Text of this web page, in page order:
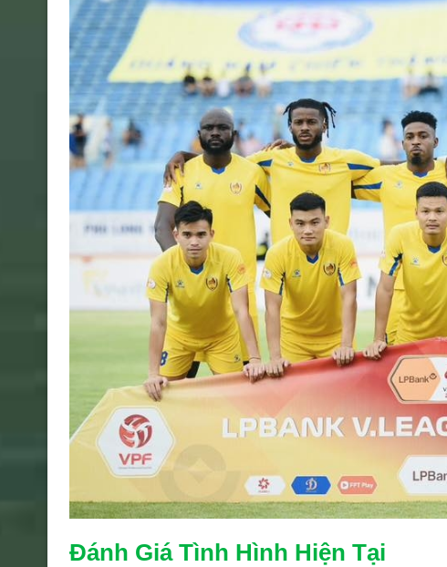
Đánh Giá Tình Hình Hiện Tại